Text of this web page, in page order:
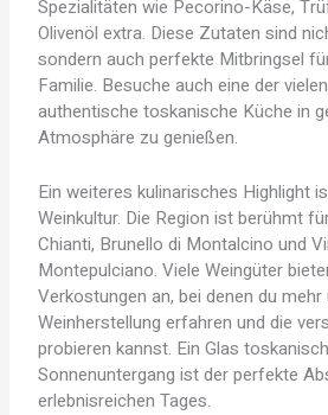
Spezialitäten wie Pecorino-Käse,
Olivenöl extra. Diese Zutaten sind
sondern auch perfekte Mitbringsel
Familie. Besuche auch eine der
authentische toskanische Küche in
Atmosphäre zu genießen.
Ein weiteres kulinarisches Highlight
Weinkultur. Die Region ist berühmt
Chianti, Brunello di Montalcino und
Montepulciano. Viele Weingüter
Verkostungen an, bei denen du mehr
Weinherstellung erfahren und die
probieren kannst. Ein Glas
Sonnenuntergang ist der perfekte
erlebnisreichen Tages.